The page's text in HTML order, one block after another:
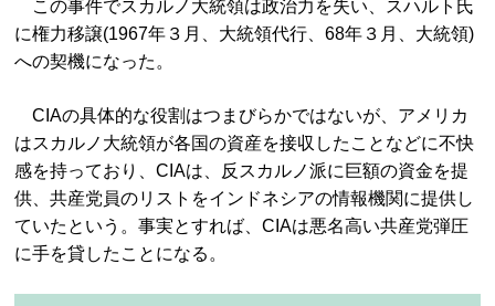
この事件でスカルノ大統領は政治力を失い、スハルト氏
に権力移譲(1967年３月、大統領代行、68年３月、大統領)
への契機になった。
CIAの具体的な役割はつまびらかではないが、アメリカ
はスカルノ大統領が各国の資産を接収したことなどに不快
感を持っており、CIAは、反スカルノ派に巨額の資金を提
供、共産党員のリストをインドネシアの情報機関に提供し
ていたという。事実とすれば、CIAは悪名高い共産党弾圧
に手を貸したことになる。